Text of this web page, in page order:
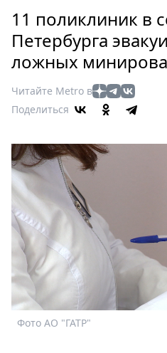
Россия
Мир
Здоровье
Туризм
Мода
Театр
Кино
Афиша
Книги
Выставки
Пресс-
релизы
О
Metro
Стримы
11 поликлиник в
Петербурга
ложных
Читайте Metro в
Поделиться
Фото АО "ГАТР"